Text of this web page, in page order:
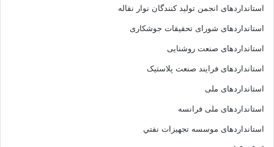
استانداردهای انجمن توليد کنندگان نوار نقاله
استانداردهای شورای تحقیقات جوشکاری
استانداردهای صنعت روشنایی
استانداردهای فرايند صنعت پلاستيک
استانداردهای ملی
استانداردهای ملی فرانسه
استانداردهای موسسه تجهيزات نفتي